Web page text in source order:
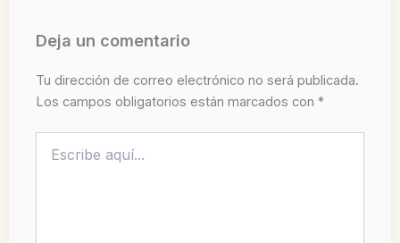
Deja un comentario
Tu dirección de correo electrónico no será publicada.
Los campos obligatorios están marcados con *
aquí...